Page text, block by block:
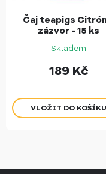
Čaj teapigs
zázvor - 15 ks
Skladem
189 Kč